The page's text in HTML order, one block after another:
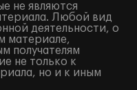
не являются
Любой вид
деятельности, о
материале,
получателям
не только к
но и к иным